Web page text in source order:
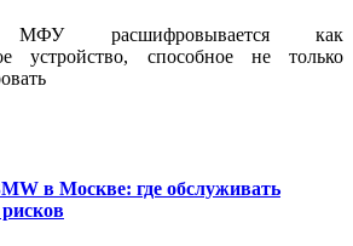
МФУ расшифровывается как
устройство, способное не только
в Москве: где обслуживать